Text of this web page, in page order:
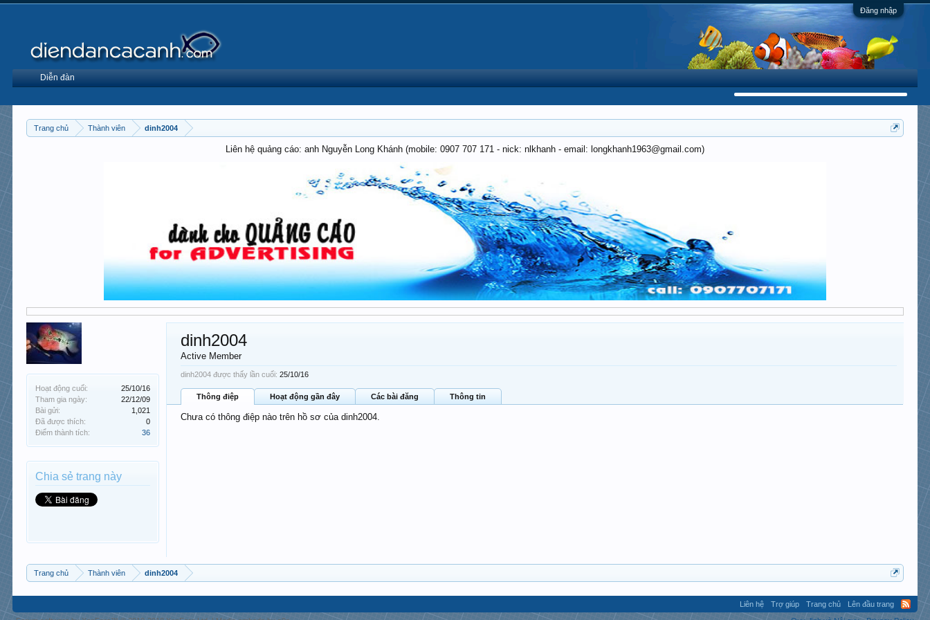
Đăng nhập
Trang chủ Thành viên dinh2004
Liên hệ quảng cáo: anh Nguyễn Long Khánh (mobile: 0907 707 171 - nick: nlkhanh - email: longkhanh1963@gmail.com)
Hoạt động cuối:
25/10/16
Tham gia ngày:
22/12/09
Bài gửi:
1,021
Đã được thích:
0
Điểm thành tích:
36
Chia sẻ trang này
dinh2004
Active Member
dinh2004 được thấy lần cuối: 25/10/16
Thông điệp Hoạt động gần đây Các bài đăng Thông tin
Chưa có thông điệp nào trên hồ sơ của dinh2004.
Trang chủ Thành viên dinh2004
Diễn đàn
Liên hệ Trợ giúp Trang chủ
Lên đầu trang